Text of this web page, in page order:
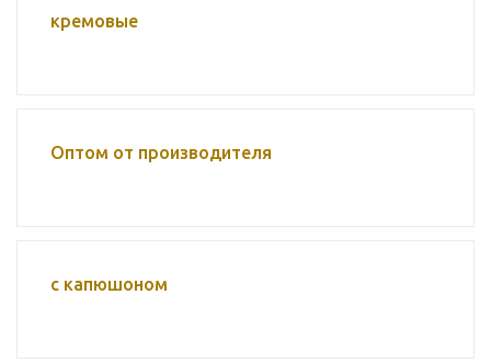
кремовые
Оптом от производителя
с капюшоном